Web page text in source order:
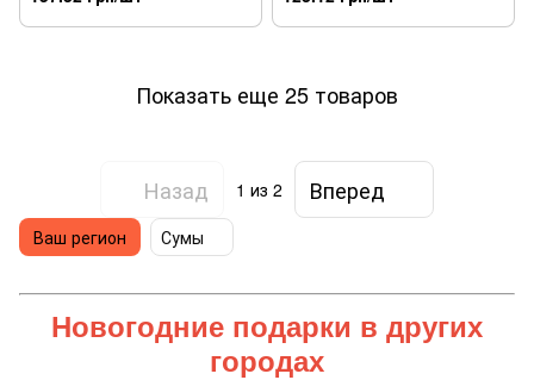
Показать еще 25 товаров
Назад 1 из 2 Вперед
Новогодние подарки в других
городах
Ваш регион Сумы